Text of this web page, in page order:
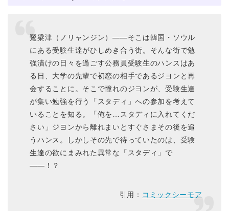
鷺梁津（ノリャンジン）――そこは韓国・ソウル
にある受験生達がひしめき合う街。そんな街で勉
強漬けの日々を過ごす公務員受験生のハンスはあ
る日、大学の先輩で初恋の相手であるジヨンと再
会することに。そこで憧れのジヨンが、受験生達
が集い勉強を行う「スタディ」への参加を考えて
いることを知る。「俺を…スタディに入れてくだ
さい」ジヨンから離れまいとすぐさまその後を追
うハンス。しかしその先で待っていたのは、受験
生達の欲にまみれた異常な「スタディ」で
――！？
引用： コミックシーモア